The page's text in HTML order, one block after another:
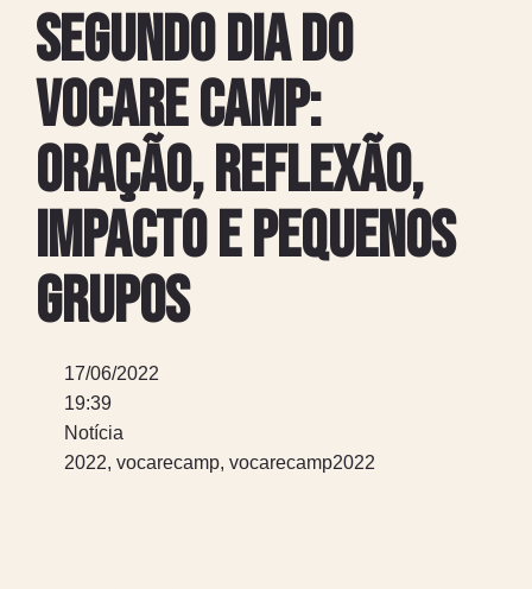
Segundo dia do
Vocare Camp:
oração, reflexão,
impacto e pequenos
grupos
17/06/2022
19:39
Notícia
2022, vocarecamp, vocarecamp2022